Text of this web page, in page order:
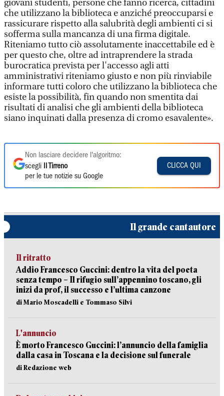
giovani studenti, persone che fanno ricerca, cittadini
che utilizzano la biblioteca e anziché preoccuparsi e
rassicurare rispetto alla salubrità degli ambienti ci si
sofferma sulla mancanza di una firma digitale.
Riteniamo tutto ciò assolutamente inaccettabile ed è
per questo che, oltre ad intraprendere la strada
burocratica prevista per l'accesso agli atti
amministrativi riteniamo giusto e non più rinviabile
informare tutti coloro che utilizzano la biblioteca che
esiste la possibilità, fin quando non smentita dai
risultati di analisi che gli ambienti della biblioteca
siano inquinati dalla presenza di cromo esavalente».
Non lasciare decidere l'algoritmo:
scegli
Il Tirreno
per le tue notizie su Google
CLICCA QUI
Il grande cantautore
Il ritratto
Addio Francesco Guccini: dentro la vita del poeta
senza tempo – Il rifugio sull’appennino toscano, gli
inizi da prof, il successo e l’ultima canzone
di Mario Moscadelli e Tommaso Silvi
L'annuncio
È morto Francesco Guccini: l’annuncio della famiglia
dalla casa in Toscana e la decisione sul funerale
di Redazione web